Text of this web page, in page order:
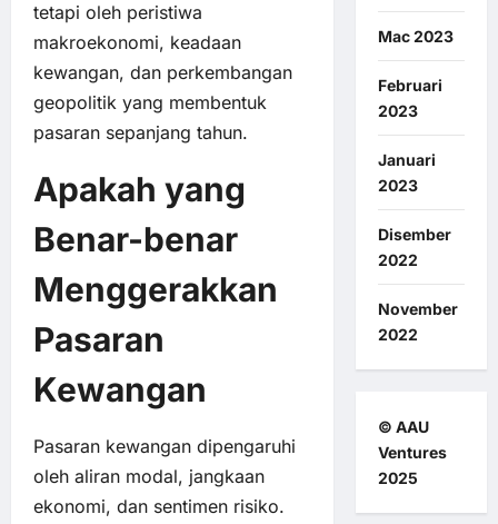
tetapi oleh peristiwa
makroekonomi, keadaan
kewangan, dan perkembangan
geopolitik yang membentuk
pasaran sepanjang tahun.
Apakah yang
Benar-benar
Menggerakkan
Pasaran
Kewangan
Pasaran kewangan dipengaruhi
oleh aliran modal, jangkaan
ekonomi, dan sentimen risiko.
Mac 2023
Februari
2023
Januari
2023
Disember
2022
November
2022
© AAU
Ventures
2025